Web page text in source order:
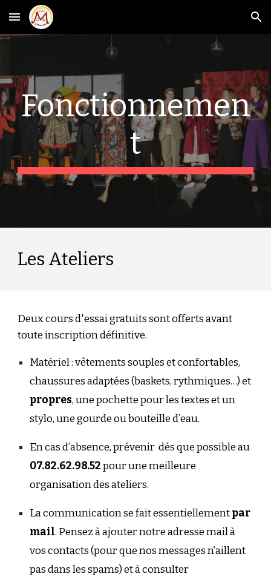
Skip to main content Skip to navigation
Fonctionnemen
t
Les Ateliers
Deux cours d'essai gratuits sont offerts avant
toute inscription définitive.
Matériel : vêtements souples et confortables,
chaussures adaptées (baskets, rythmiques…) et
propres, une pochette pour les textes et un
stylo, une gourde ou bouteille d’eau.
En cas d’absence, prévenir dès que possible au
07.82.62.98.52pour une meilleure
organisation des ateliers.
La communication se fait essentiellementpar
mail. Pensez à ajouter notre adresse mail à
vos contacts (pour que nos messages n’aillent
pas dans les spams) et à consulter